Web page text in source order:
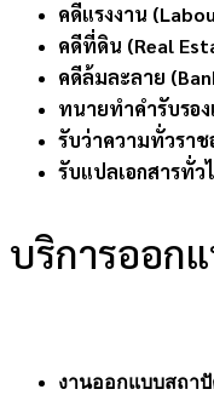
คดีแรงงาน
คดีที่ดิน (Real
คดีล้มละลาย
ทนายทำคำรับรอง
รับว่าความทั่วรา
รับแปลเอกสารทั่
บริการออก
งานออกแบบสถาปั